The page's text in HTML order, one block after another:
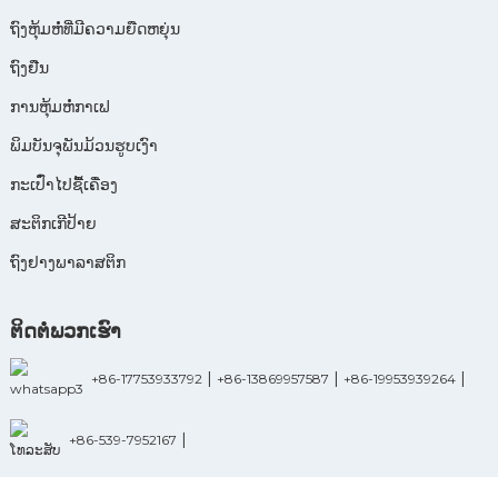
ຖົງຫຸ້ມຫໍ່ທີ່ມີຄວາມຍືດຫຍຸ່ນ
ຖົງຢືນ
ການຫຸ້ມຫໍ່ກາເຟ
ພິມບັນຈຸພັນມ້ວນຮູບເງົາ
ກະເປົ໋າໄປຊື້ເຄື່ອງ
ສະຕິກເກີປ້າຍ
ຖົງຢາງພາລາສຕິກ
ຕິດຕໍ່ພວກເຮົາ
+86-17753933792| +86-13869957587 | +86-19953939264|
+86-539-7952167 |